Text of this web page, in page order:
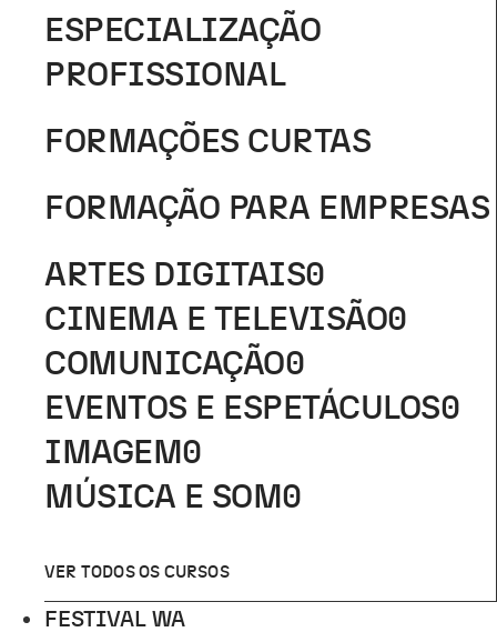
ESPECIALIZAÇÃO
PROFISSIONAL
FORMAÇÕES CURTAS
FORMAÇÃO PARA EMPRESAS
ARTES DIGITAIS0
CINEMA E TELEVISÃO0
COMUNICAÇÃO0
EVENTOS E ESPETÁCULOS0
IMAGEM 0
MÚSICA E SOM 0
VER TODOS OS CURSOS
FESTIVAL WA